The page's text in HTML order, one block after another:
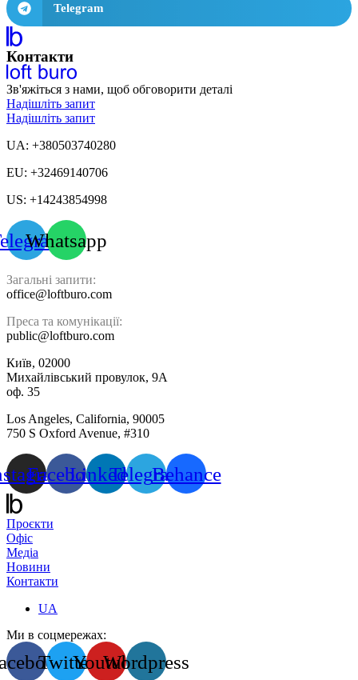
Telegram
Контакти
Зв'яжіться з нами, щоб обговорити деталі
Надішліть запит
Надішліть запит
UA: +380503740280
EU: +32469140706
US: +14243854998
Whatsapp
Загальні запити:
office@loftburo.com
Преса та комунікації:
public@loftburo.com
Київ, 02000
Михайлівський провулок, 9А
оф. 35
Los Angeles, California, 90005
750 S Oxford Avenue, #310
FacebookLinkedinTelegramBehance
Проєкти
Офіс
Медіа
Новини
Контакти
UA
Ми в соцмережах:
TwitterYoutube
Wordpress